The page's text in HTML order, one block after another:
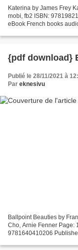
Katerina by James Frey
mobi, fb2 ISBN:
eBook French books
{pdf download}
Publié le 28/11/2021 à
Par eknesivu
Ballpoint Beauties by
Cho, Arnie Fenner Page:
9781640410206